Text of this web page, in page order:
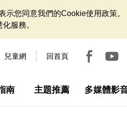
您同意我們的Cookie使用政策。
服務。
兒童網 回首頁
南 主題推薦 多媒體影